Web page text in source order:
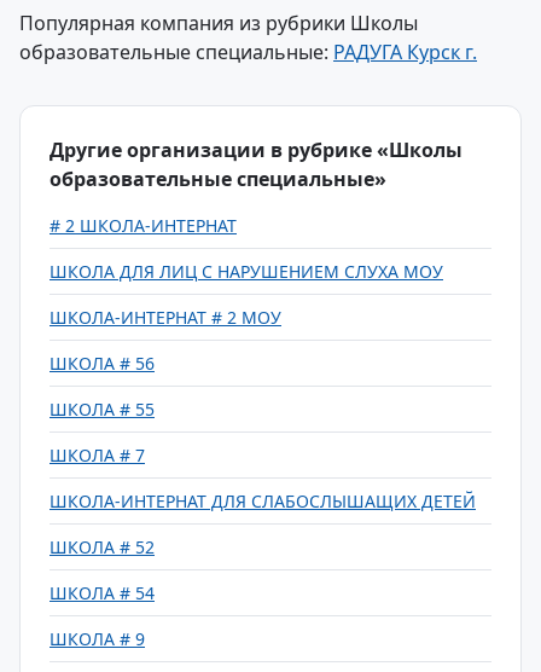
Популярная компания из рубрики Школы
образовательные специальные: РАДУГА Курск г.
Другие организации в рубрике «Школы
образовательные специальные»
# 2 ШКОЛА-ИНТЕРНАТ
ШКОЛА ДЛЯ ЛИЦ С НАРУШЕНИЕМ СЛУХА МОУ
ШКОЛА-ИНТЕРНАТ # 2 МОУ
ШКОЛА # 56
ШКОЛА # 55
ШКОЛА # 7
ШКОЛА-ИНТЕРНАТ ДЛЯ СЛАБОСЛЫШАЩИХ ДЕТЕЙ
ШКОЛА # 52
ШКОЛА # 54
ШКОЛА # 9